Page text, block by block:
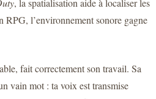
, la spatialisation aide à localiser les
RPG, l’environnement sonore gagne
fait correctement son travail. Sa
vain mot : ta voix est transmise